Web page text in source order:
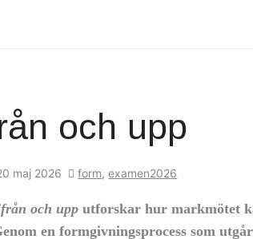
och upp
maj 2026 form,examen2026
och upp utforskar hur markmötet
en formgivningsprocess som